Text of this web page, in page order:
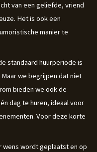
van een geliefde, vriend
Het is ook een
manier te
standaard huurperiode is
we begrijpen dat niet
bieden we ook de
dag te huren, ideaal voor
Voor deze korte
wens wordt geplaatst en op